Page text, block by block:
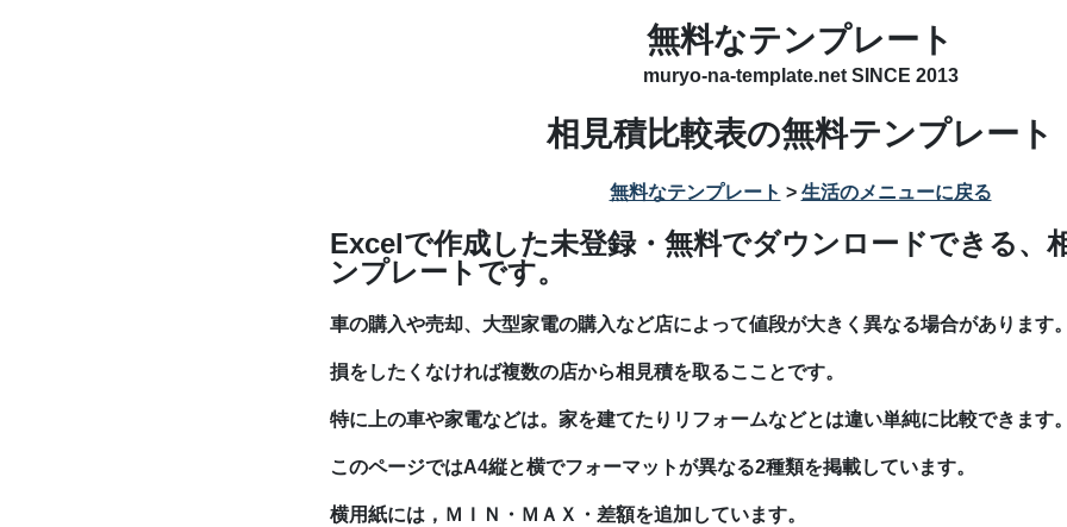
無料なテンプレート
muryo-na-template.net SINCE 2013
相見積比較表の無料テンプレート
無料なテンプレート > 生活のメニューに戻る
Excelで作成した未登録・無料でダウンロードできる、
ンプレートです。
車の購入や売却、大型家電の購入など店によって値段が大きく異なる場合があります。
損をしたくなければ複数の店から相見積を取るこことです。
特に上の車や家電などは。家を建てたりリフォームなどとは違い単純に比較できます。
このページではA4縦と横でフォーマットが異なる2種類を掲載しています。
横用紙には，ＭＩＮ・ＭＡＸ・差額を追加しています。